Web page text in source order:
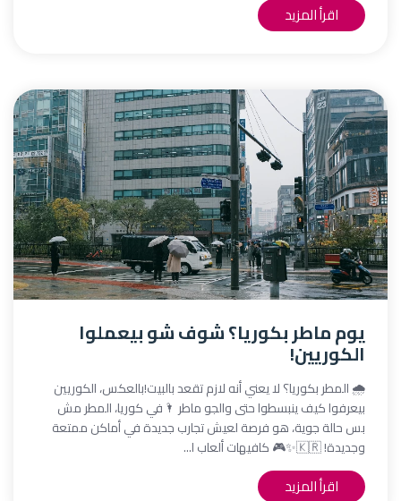
اقرأ المزيد
يوم ماطر بكوريا؟ شوف شو بيعملوا
الكوريين!
🌧️ المطر بكوريا؟ لا يعني أنه لازم تقعد بالبيت!بالعكس، الكوريين
بيعرفوا كيف ينبسطوا حتى والجو ماطر 🌂في كوريا، المطر مش
بس حالة جوية، هو فرصة لعيش تجارب جديدة في أماكن ممتعة
وجديدة! 🇰🇷✨🎮 كافيهات ألعاب ا...
اقرأ المزيد